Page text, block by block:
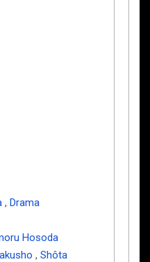
, Drama
Hosoda
, Shôta